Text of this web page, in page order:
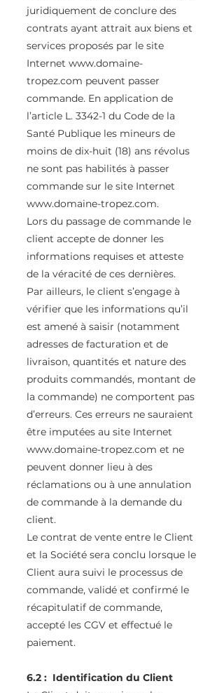
juridiquement de conclure des
contrats ayant attrait aux biens et
services proposés par le site
Internet www.domaine-
tropez.com peuvent passer
commande. En application de
l’article L. 3342-1 du Code de la
Santé Publique les mineurs de
moins de dix-huit (18) ans révolus
ne sont pas habilités à passer
commande sur le site Internet
www.domaine-tropez.com.
Lors du passage de commande le
client accepte de donner les
informations requises et atteste
de la véracité de ces dernières.
Par ailleurs, le client s’engage à
vérifier que les informations qu’il
est amené à saisir (notamment
adresses de facturation et de
livraison, quantités et nature des
produits commandés, montant de
la commande) ne comportent pas
d’erreurs. Ces erreurs ne sauraient
être imputées au site Internet
www.domaine-tropez.com et ne
peuvent donner lieu à des
réclamations ou à une annulation
de commande à la demande du
client.
Le contrat de vente entre le Client
et la Société sera conclu lorsque le
Client aura suivi le processus de
commande, validé et confirmé le
récapitulatif de commande,
accepté les CGV et effectué le
paiement.
6.2 : Identification du Client